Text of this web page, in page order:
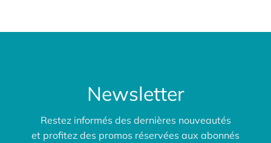
Newsletter
Restez informés des dernières nouveautés
et profitez des promos réservées aux abonnés